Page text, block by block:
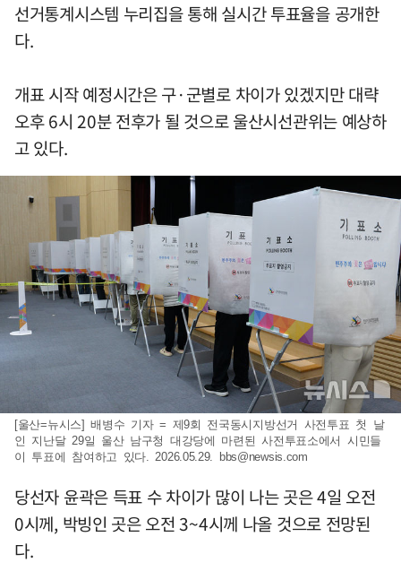
선거통계시스템 누리집을 통해 실시간 투표율을 공개한
다.
개표 시작 예정시간은 구·군별로 차이가 있겠지만 대략
오후 6시 20분 전후가 될 것으로 울산시선관위는 예상하
고 있다.
[울산=뉴시스] 배병수 기자 = 제9회 전국동시지방선거 사전투표 첫 날
인 지난달 29일 울산 남구청 대강당에 마련된 사전투표소에서 시민들
이 투표에 참여하고 있다. 2026.05.29.
bbs@newsis.com
당선자 윤곽은 득표 수 차이가 많이 나는 곳은 4일 오전
0시께, 박빙인 곳은 오전 3~4시께 나올 것으로 전망된
다.